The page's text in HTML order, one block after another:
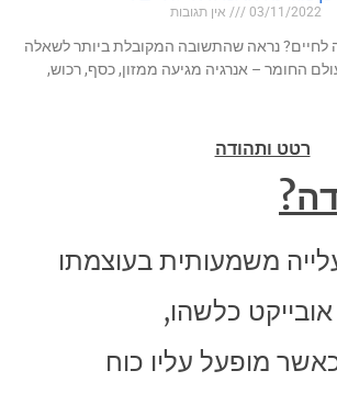
03/11/2022 אין תגובות
לחיים? נראה שהתשובה המקובלת ביותר לשאלה
החומר – אנרגיה מגיעה ממזון, כסף, רכוש,
רטט ותהודה
משמעותית בעוצמתו
כלשהו,
מופעל עליו כוח